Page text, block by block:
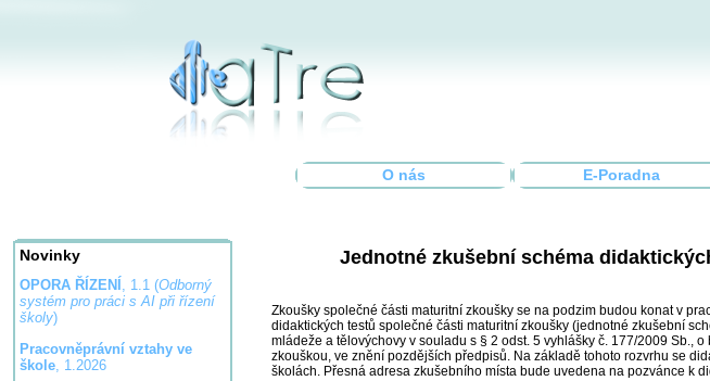
O nás E-Poradna
Novinky
OPORA ŘÍZENÍ , 1.1 (Odborný
systém pro práci s AI při řízení
školy)
Pracovněprávní vztahy ve
škole, 1.2026
Jednotné zkušební schéma
Zkoušky společné části maturitní zkoušky se na podzim budou konat v
didaktických testů společné části maturitní zkoušky (jednotné zkušební
mládeže a tělovýchovy v souladu s § 2 odst. 5 vyhlášky č. 177/2009 Sb.,
zkouškou, ve znění pozdějších předpisů. Na základě tohoto rozvrhu se
školách. Přesná adresa zkušebního místa bude uvedena na pozvánce k